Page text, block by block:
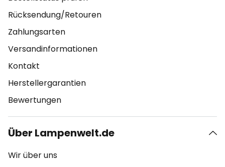
Rücksendung/Retouren
Zahlungsarten
Versandinformationen
Kontakt
Herstellergarantien
Bewertungen
Über Lampenwelt.de
Wir über uns